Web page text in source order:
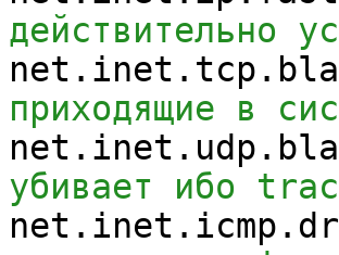
действительно
приходящие в
убивает ибо